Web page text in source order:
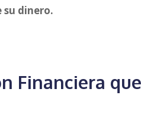
dinero.
Financiera